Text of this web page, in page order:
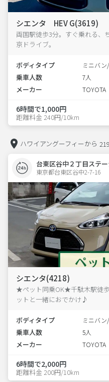
シエンタ HEV G(3619)
両国駅徒歩3分。すぐ乗れる、
京ドライブ。
ボディタイプ ミニバ
乗車人数 7人
メーカー TOYOTA
6時間で1,000円
距離料金 240円/10km
ハワイアングーフィーから
台東区谷中２丁目ステ
東京都台東区谷中2-7-16
シエンタ(4218)
★ペット同乗OK★千駄木駅徒
ットと一緒におでかけ♪
ボディタイプ ミニバ
乗車人数 5人
メーカー TOYOTA
6時間で2,000円
距離料金 200円/10km